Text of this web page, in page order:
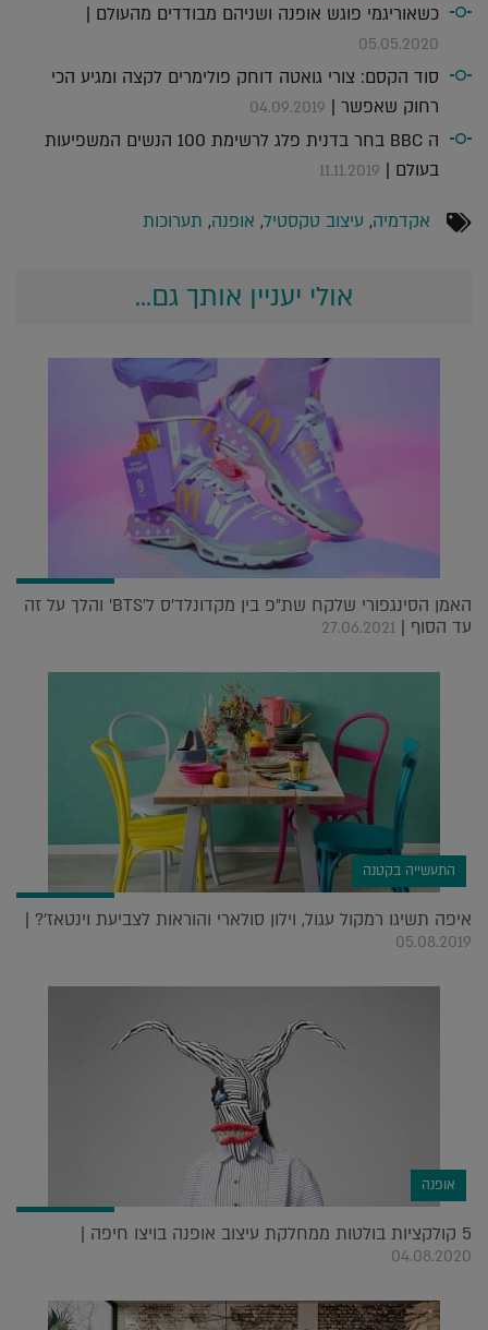
כשאוריגמי פוגש אופנה ושניהם מבודדים מהעולם |
05.05.2020
סוד הקסם: צורי גואטה דוחק פולימרים לקצה ומגיע הכי
רחוק שאפשר | 04.09.2019
ה BBC בחר בדנית פלג לרשימת 100 הנשים המשפיעות
בעולם | 11.11.2019
אקדמיה, עיצוב טקסטיל, אופנה, תערוכות
אולי יעניין אותך גם...
האמן הסינגפורי שלקח שת"פ בין מקדונלד'ס ל'BTS' והלך על זה
עד הסוף | 27.06.2021
התעשייה בקטנה
איפה תשיגו רמקול עגול, וילון סולארי והוראות לצביעת וינטאז'? |
05.08.2019
אופנה
5 קולקציות בולטות ממחלקת עיצוב אופנה בויצו חיפה |
04.08.2020